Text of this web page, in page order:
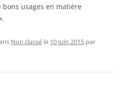
usages en matière
Non classé le 10 juin 2015 par